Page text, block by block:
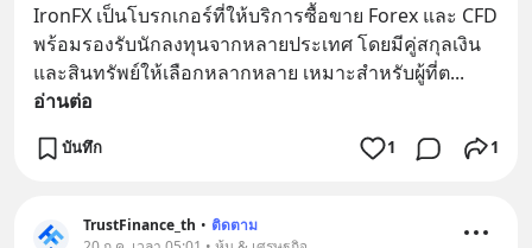
IronFX เป็นโบรกเกอร์ที่ให้บริการซื้อขาย Forex และ CFD
พร้อมรองรับนักลงทุนจากหลายประเทศ โดยมีคู่สกุลเงิน
และสินทรัพย์ให้เลือกหลากหลาย เหมาะสำหรับผู้ที่ต
อ่านต่อ
บันทึก 1 1
TrustFinance_th • ติดตาม